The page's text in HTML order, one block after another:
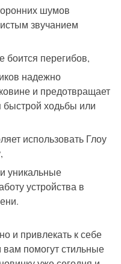
шумов
звучанием
боится перегибов,
надежно
и предотвращает
ходьбы или
использовать Глоу
уникальные
устройства в
и привлекать к себе
помогут стильные